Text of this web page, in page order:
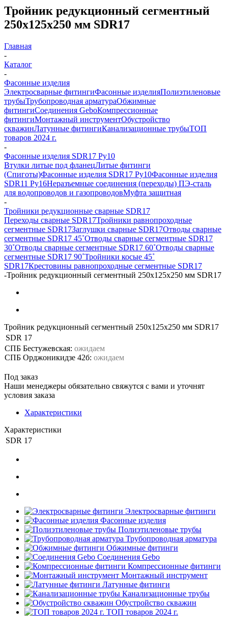
Тройник редукционный сегментный
250х125х250 мм SDR17
Главная
-
Каталог
-
Фасонные изделия
Электросварные фитингиФасонные изделияПолиэтиленовые
трубыТрубопроводная арматураОбжимные
фитингиСоединения GeboКомпрессионные
фитингиМонтажный инструментОбустройство
скважинЛатунные фитингиКанализационные трубыТОП
товаров 2024 г.
-
Фасонные изделия SDR17 Ру10
Втулки литые под фланецЛитые фитинги
(Спиготы)Фасонные изделия SDR17 Ру10Фасонные изделия
SDR11 Ру16Неразъемные соединения (переходы) ПЭ-сталь
для водопроводов и газопроводовМуфта защитная
-
Тройники редукционные сварные SDR17
Переходы сварные SDR17Тройники равнопроходные
сегментные SDR17Заглушки сварные SDR17Отводы сварные
сегментные SDR17 45˚Отводы сварные сегментные SDR17
30˚Отводы сварные сегментные SDR17 60˚Отводы сварные
сегментные SDR17 90˚Тройники косые 45˚
SDR17Крестовины равнопроходные сегментные SDR17
-Тройник редукционный сегментный 250х125х250 мм SDR17
Тройник редукционный сегментный 250х125х250 мм SDR17
SDR 17
СПБ Бестужевская: ожидаем
СПБ Орджоникидзе 42б: ожидаем
Под заказ
Наши менеджеры обязательно свяжутся с вами и уточнят
условия заказа
Характеристики
Характеристики
SDR 17
Электросварные фитинги
Фасонные изделия
Полиэтиленовые трубы
Трубопроводная арматура
Обжимные фитинги
Соединения Gebo
Компрессионные фитинги
Монтажный инструмент
Латунные фитинги
Канализационные трубы
Обустройство скважин
ТОП товаров 2024 г.